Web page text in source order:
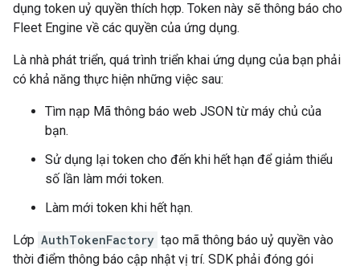
dụng token uỷ quyền thích hợp. Token này sẽ thông báo cho
Fleet Engine về các quyền của ứng dụng.
Là nhà phát triển, quá trình triển khai ứng dụng của bạn phải
có khả năng thực hiện những việc sau:
Tìm nạp Mã thông báo web JSON từ máy chủ của
bạn.
Sử dụng lại token cho đến khi hết hạn để giảm thiểu
số lần làm mới token.
Làm mới token khi hết hạn.
Lớp AuthTokenFactory tạo mã thông báo uỷ quyền vào
thời điểm thông báo cập nhật vị trí. SDK phải đóng gói